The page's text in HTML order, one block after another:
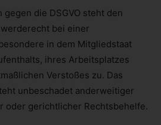
gegen die DSGVO steht den
bei einer
in dem Mitgliedstaat
ihres Arbeitsplatzes
Verstoßes zu. Das
unbeschadet anderweitiger
oder gerichtlicher Rechtsbehelfe.